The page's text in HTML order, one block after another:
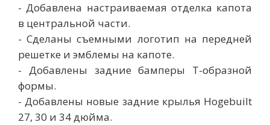
- Добавлена ​​настраиваемая отделка капота
в центральной части.
- Сделаны съемными логотип на передней
решетке и эмблемы на капоте.
- Добавлены задние бамперы Т-образной
формы.
- Добавлены новые задние крылья Hogebuilt
27, 30 и 34 дюйма.